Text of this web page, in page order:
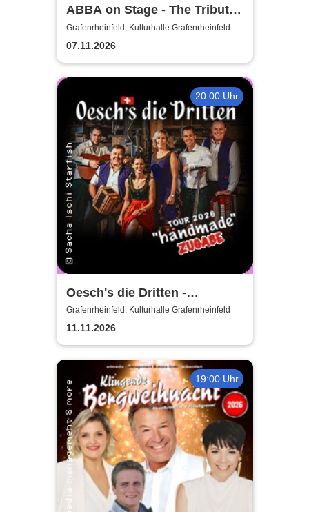
ABBA on Stage - The Tribute
Show
Grafenrheinfeld, Kulturhalle Grafenrheinfeld
07.11.2026
20:00 Uhr
Oesch's die Dritten -
Händmade Tour 2025
Grafenrheinfeld, Kulturhalle Grafenrheinfeld
11.11.2026
19:00 Uhr